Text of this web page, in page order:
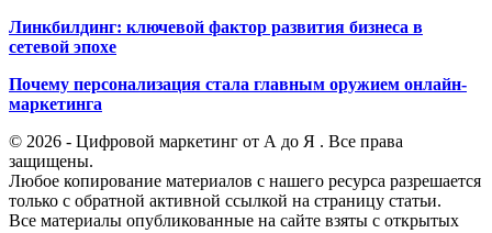
Линкбилдинг: ключевой фактор развития бизнеса в
сетевой эпохе
Почему персонализация стала главным оружием онлайн-
маркетинга
© 2026 - Цифровой маркетинг от А до Я . Все права
защищены.
Любое копирование материалов с нашего ресурса разрешается
только с обратной активной ссылкой на страницу статьи.
Все материалы опубликованные на сайте взяты с открытых